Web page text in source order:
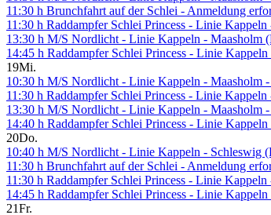
11:30 h Brunchfahrt auf der Schlei - Anmeldung
11:30 h Raddampfer Schlei Princess - Linie
13:30 h M/S Nordlicht - Linie Kappeln - Maasholm
14:45 h Raddampfer Schlei Princess - Linie
19Mi.
10:30 h M/S Nordlicht - Linie Kappeln - Maasholm
11:30 h Raddampfer Schlei Princess - Linie
13:30 h M/S Nordlicht - Linie Kappeln - Maasholm
14:40 h Raddampfer Schlei Princess - Linie
20Do.
10:40 h M/S Nordlicht - Linie Kappeln - Schleswig
11:30 h Brunchfahrt auf der Schlei - Anmeldung
11:30 h Raddampfer Schlei Princess - Linie
14:45 h Raddampfer Schlei Princess - Linie
21Fr.